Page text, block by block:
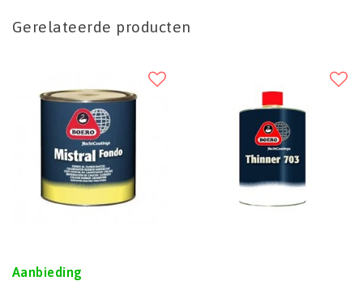
Gerelateerde producten
Aanbieding